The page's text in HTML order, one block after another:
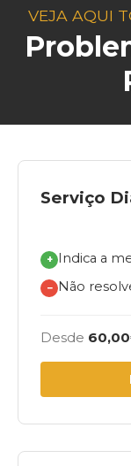
VEJA AQUI
Serviço
+ Indica a
− Não
Desde